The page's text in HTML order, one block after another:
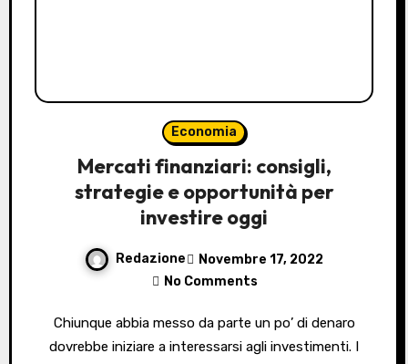
Economia
Mercati finanziari: consigli,
strategie e opportunità per
investire oggi
Redazione
Novembre 17, 2022
No Comments
Chiunque abbia messo da parte un po’ di denaro
dovrebbe iniziare a interessarsi agli investimenti. I